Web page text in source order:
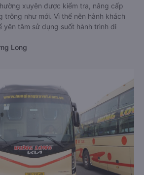
xuyên được kiểm tra, nâng cấp
trông như mới. Vì thế nên hành khách
yên tâm sử dụng suốt hành trình di
Long